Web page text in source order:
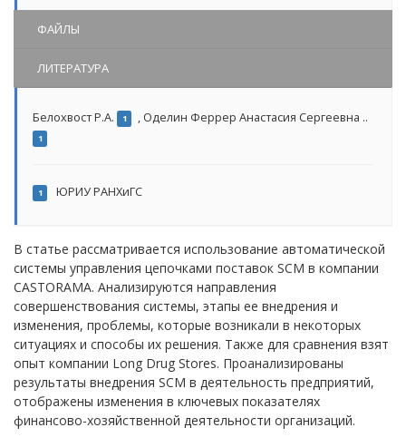
ФАЙЛЫ
ЛИТЕРАТУРА
Белохвост Р.А. 1 , Оделин Феррер Анастасия Сергеевна ..
1
1 ЮРИУ РАНХиГС
В статье рассматривается использование автоматической
системы управления цепочками поставок SCM в компании
CASTORAMA. Анализируются направления
совершенствования системы, этапы ее внедрения и
изменения, проблемы, которые возникали в некоторых
ситуациях и способы их решения. Также для сравнения взят
опыт компании Long Drug Stores. Проанализированы
результаты внедрения SCM в деятельность предприятий,
отображены изменения в ключевых показателях
финансово-хозяйственной деятельности организаций.